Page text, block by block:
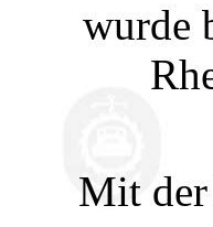
wurde
Mit der